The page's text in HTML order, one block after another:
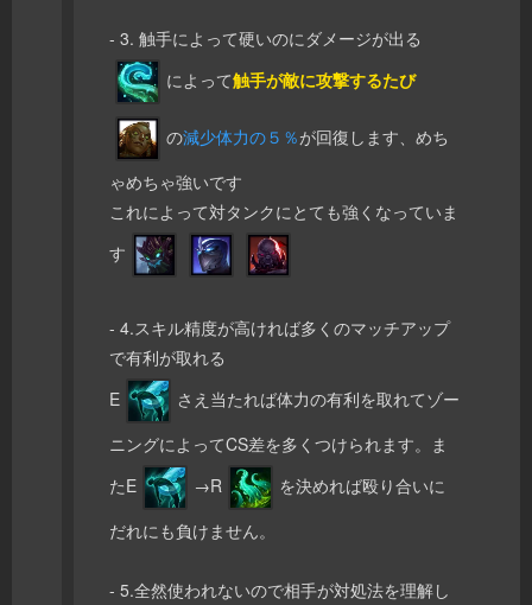
- 3. 触手によって硬いのにダメージが出る
によって触手が敵に攻撃するたび
の減少体力の５％が回復します、めち
ゃめちゃ強いです
これによって対タンクにとても強くなっていま
す
- 4.スキル精度が高ければ多くのマッチアップ
で有利が取れる
E
さえ当たれば体力の有利を取れてゾー
ニングによってCS差を多くつけられます。ま
たE
→R
を決めれば殴り合いに
だれにも負けません。
- 5.全然使われないので相手が対処法を理解し